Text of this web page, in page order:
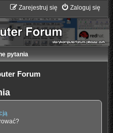
Zaloguj się
Zarejestruj się
pytania
Forum